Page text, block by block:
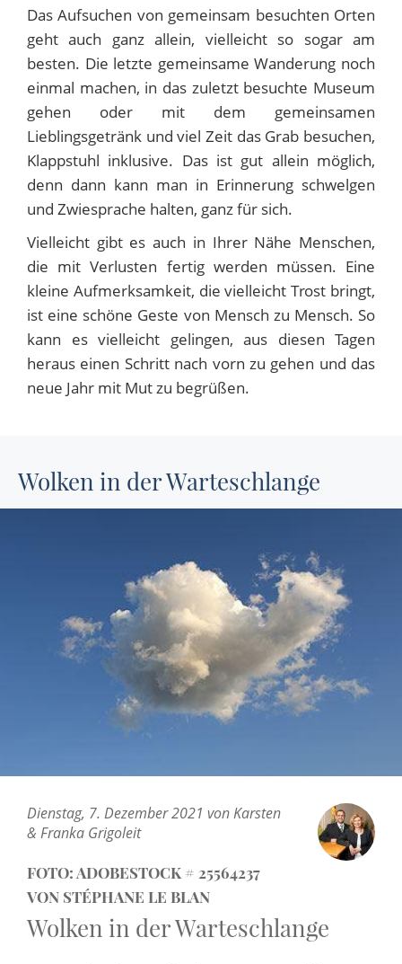
Das Aufsuchen von gemeinsam besuchten Orten
geht auch ganz allein, vielleicht so sogar am
besten. Die letzte gemeinsame Wanderung noch
einmal machen, in das zuletzt besuchte Museum
gehen oder mit dem gemeinsamen
Lieblingsgetränk und viel Zeit das Grab besuchen,
Klappstuhl inklusive. Das ist gut allein möglich,
denn dann kann man in Erinnerung schwelgen
und Zwiesprache halten, ganz für sich.
Vielleicht gibt es auch in Ihrer Nähe Menschen,
die mit Verlusten fertig werden müssen. Eine
kleine Aufmerksamkeit, die vielleicht Trost bringt,
ist eine schöne Geste von Mensch zu Mensch. So
kann es vielleicht gelingen, aus diesen Tagen
heraus einen Schritt nach vorn zu gehen und das
neue Jahr mit Mut zu begrüßen.
Wolken in der Warteschlange
Dienstag, 7. Dezember 2021 von Karsten
& Franka Grigoleit
FOTO: ADOBESTOCK # 25564237
VON STÉPHANE LE BLAN
Wolken in der Warteschlange